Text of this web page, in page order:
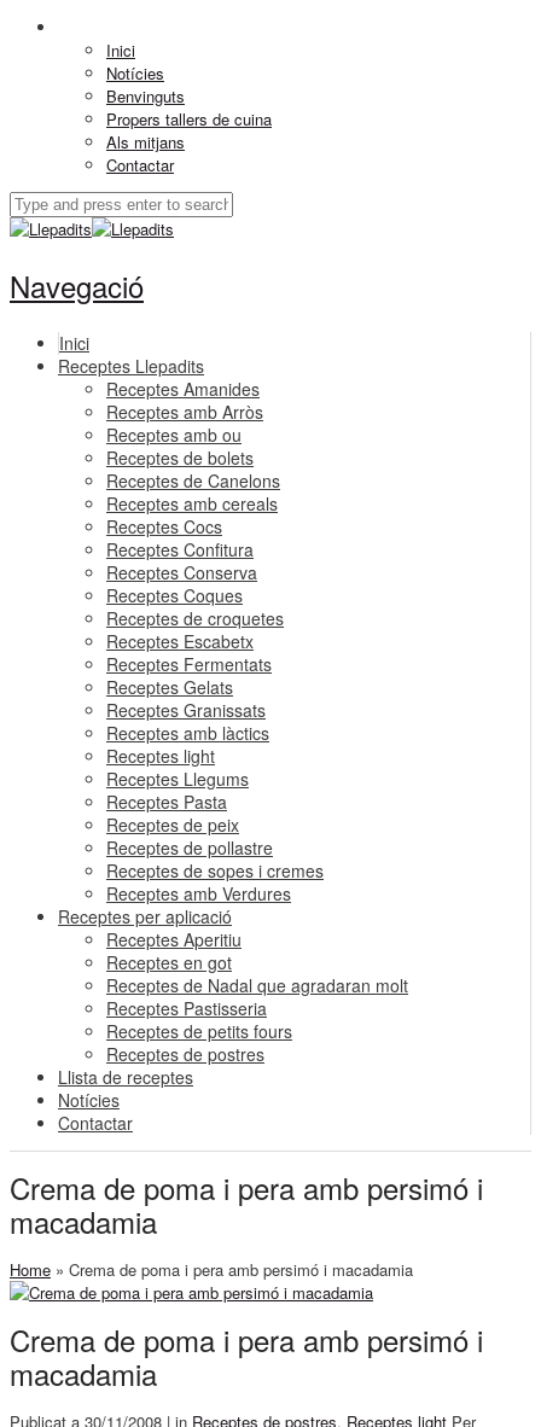
Inici
Notícies
Benvinguts
Propers tallers de cuina
Als mitjans
Contactar
Navegació
Inici
Receptes Llepadits
Receptes Amanides
Receptes amb Arròs
Receptes amb ou
Receptes de bolets
Receptes de Canelons
Receptes amb cereals
Receptes Cocs
Receptes Confitura
Receptes Conserva
Receptes Coques
Receptes de croquetes
Receptes Escabetx
Receptes Fermentats
Receptes Gelats
Receptes Granissats
Receptes amb làctics
Receptes light
Receptes Llegums
Receptes Pasta
Receptes de peix
Receptes de pollastre
Receptes de sopes i cremes
Receptes amb Verdures
Receptes per aplicació
Receptes Aperitiu
Receptes en got
Receptes de Nadal que agradaran molt
Receptes Pastisseria
Receptes de petits fours
Receptes de postres
Llista de receptes
Notícies
Contactar
Crema de poma i pera amb persimó i
macadamia
Home » Crema de poma i pera amb persimó i macadamia
Crema de poma i pera amb persimó i
macadamia
Publicat a 30/11/2008 | in Receptes de postres, Receptes light Per